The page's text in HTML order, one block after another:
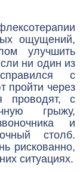
ощущений,
улучшить
ни один из
с
пройти через
проводят, с
грыжу,
и
столб.
рискованно,
ситуациях.